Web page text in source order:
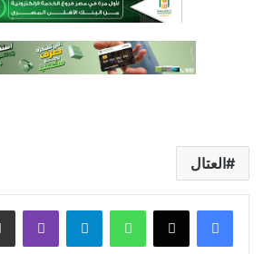
العتال
واتساب تيلقرام ڤايبر